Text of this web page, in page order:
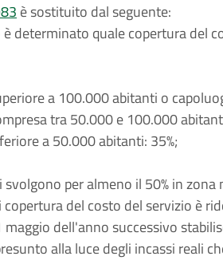
è sostituito dal seguente:
determinato quale copertura del
a 100.000 abitanti o
tra 50.000 e 100.000
a 50.000 abitanti: 35%;
svolgono per almeno il 50% in
del costo del servizio è
dell'anno successivo
alla luce degli incassi reali